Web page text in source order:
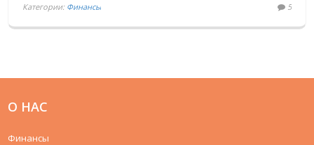
Категории: Финансы 5
О НАС
Финансы